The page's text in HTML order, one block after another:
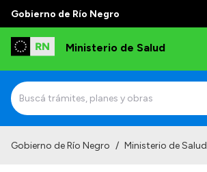
Gobierno de Río Negro
Ministerio de Salud
Gobierno de Río Negro / Ministerio de Salud